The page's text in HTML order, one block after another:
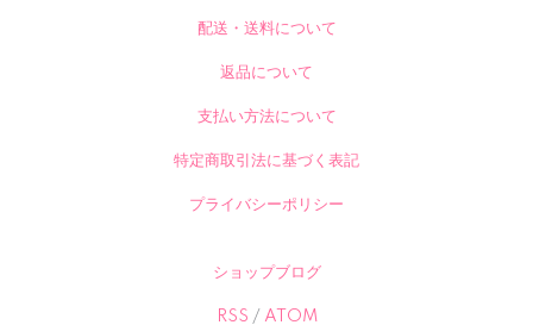
配送・送料について
返品について
支払い方法について
特定商取引法に基づく表記
プライバシーポリシー
ショップブログ
RSS / ATOM